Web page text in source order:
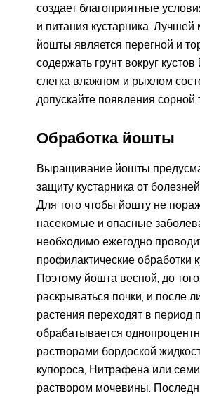
создает благоприятные
и питания кустарника. Лучшей
йошты является перегной и
содержать грунт вокруг
слегка влажном и рыхлом
допускайте появления сорной
Обработка йошты
Выращивание йошты
защиту кустарника от
Для того чтобы йошту не
насекомые и опасные
необходимо ежегодно
профилактические обработки
Поэтому йошта весной, до
раскрываться почки, и после
растения переходят в период
обрабатывается
растворами бордоской
купороса, Нитрафена или
раствором мочевины.